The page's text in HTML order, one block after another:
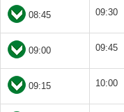
08:45 09:30
09:00 09:45
09:15 10:00